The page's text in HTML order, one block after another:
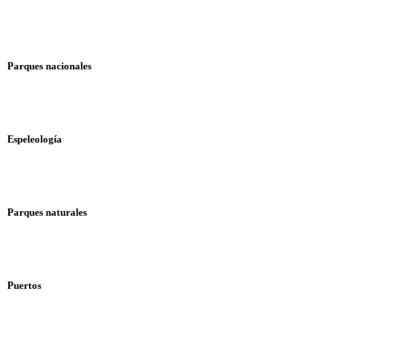
Parques nacionales
Espeleología
Parques naturales
Puertos